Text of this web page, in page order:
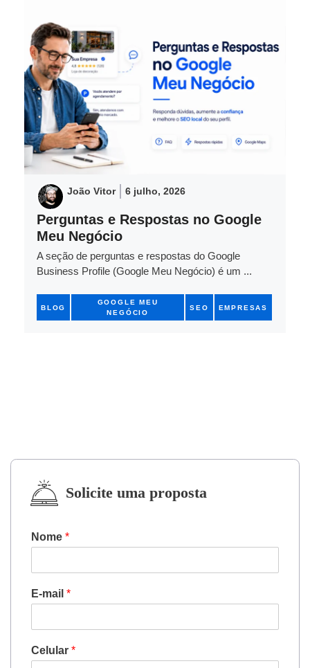
João Vitor 6 julho, 2026
Perguntas e Respostas no Google
Meu Negócio
A seção de perguntas e respostas do Google
Business Profile (Google Meu Negócio) é um ...
BLOG
GOOGLE MEU
NEGÓCIO
SEO EMPRESAS
Solicite uma proposta
Nome *
E-mail *
Celular *